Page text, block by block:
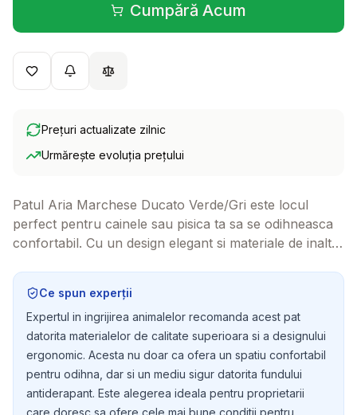
Cumpără Acum
(se deschide într-o filă
Prețuri actualizate zilnic
Urmărește evoluția prețului
Patul Aria Marchese Ducato Verde/Gri este locul
perfect pentru cainele sau pisica ta sa se odihneasca
confortabil. Cu un design elegant si materiale de inalta
pentru orice spatiu.
Ce spun experții
Expertul in ingrijirea animalelor recomanda acest pat
datorita materialelor de calitate superioara si a designului
ergonomic. Acesta nu doar ca ofera un spatiu confortabil
pentru odihna, dar si un mediu sigur datorita fundului
antiderapant. Este alegerea ideala pentru proprietarii
care doresc sa ofere cele mai bune conditii pentru